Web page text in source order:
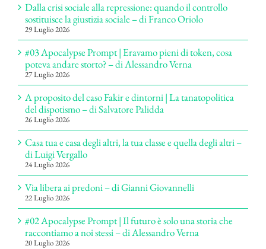
Dalla crisi sociale alla repressione: quando il controllo
sostituisce la giustizia sociale – di Franco Oriolo
29 Luglio 2026
#03 Apocalypse Prompt | Eravamo pieni di token, cosa
poteva andare storto? – di Alessandro Verna
27 Luglio 2026
A proposito del caso Fakir e dintorni | La tanatopolitica
del dispotismo – di Salvatore Palidda
26 Luglio 2026
Casa tua e casa degli altri, la tua classe e quella degli altri –
di Luigi Vergallo
24 Luglio 2026
Via libera ai predoni – di Gianni Giovannelli
22 Luglio 2026
#02 Apocalypse Prompt | Il futuro è solo una storia che
raccontiamo a noi stessi – di Alessandro Verna
20 Luglio 2026